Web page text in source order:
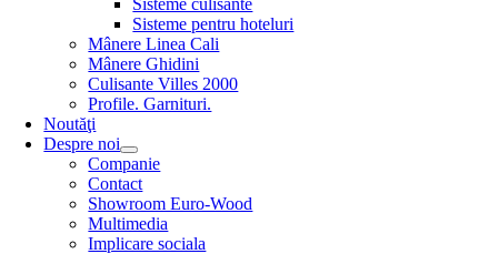
Sisteme culisante
Sisteme pentru hoteluri
Mânere Linea Cali
Mânere Ghidini
Culisante Villes 2000
Profile. Garnituri.
Noutăţi
Despre noi
Companie
Contact
Showroom Euro-Wood
Multimedia
Implicare sociala